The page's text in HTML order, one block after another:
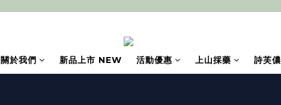
關於我們 新品上市 NEW 活動優惠 上山採藥 詩芙儂